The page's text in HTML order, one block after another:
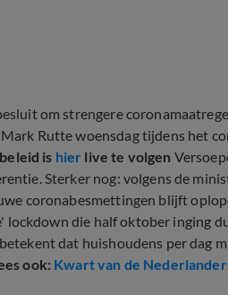
om strengere
Rutte woensdag tijdens het
is hier live te volgen
Sterker nog: volgens de
coronabesmettingen blijft
die half oktober inging
dat huishoudens per dag
ook: Kwart van de